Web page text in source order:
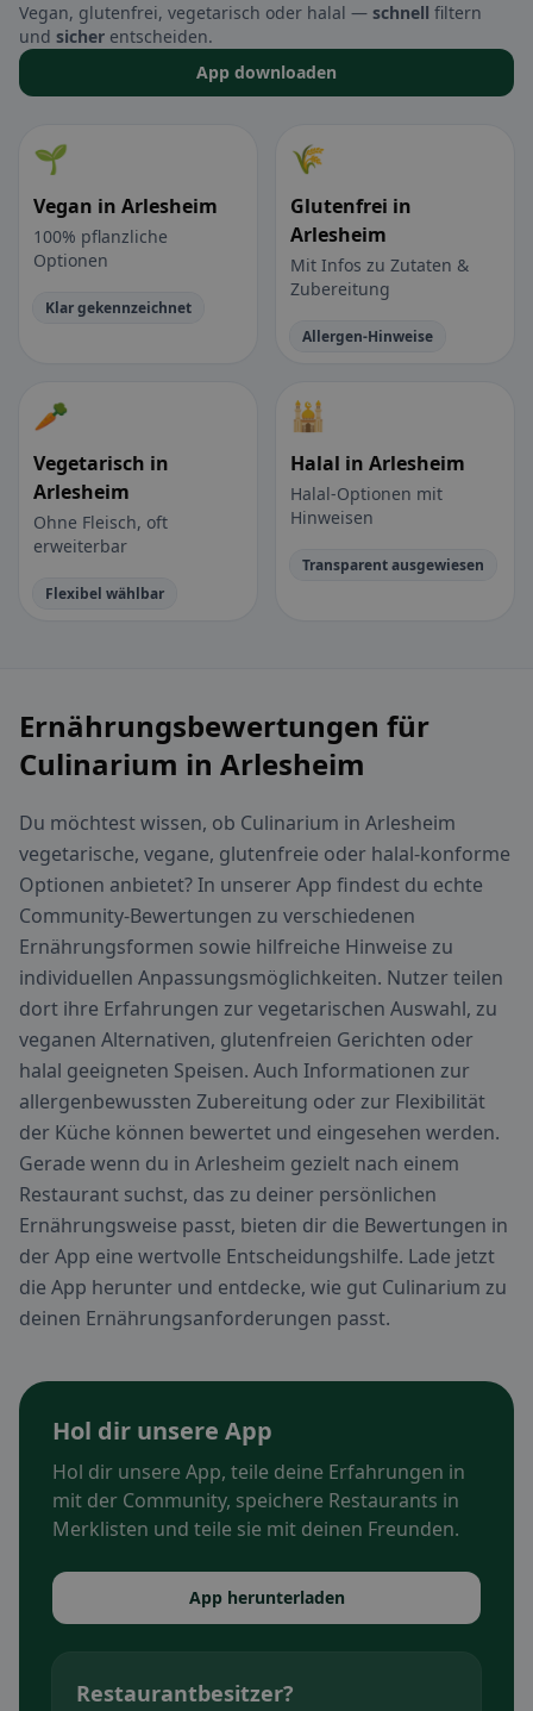
Vegan, glutenfrei, vegetarisch oder halal — schnell filtern
und sicher entscheiden.
App downloaden
🌱
Vegan in Arlesheim
100% pflanzliche
Optionen
Klar gekennzeichnet
🌾
Glutenfrei in
Arlesheim
Mit Infos zu Zutaten &
Zubereitung
Allergen-Hinweise
🥕
Vegetarisch in
Arlesheim
Ohne Fleisch, oft
erweiterbar
Flexibel wählbar
🕌
Halal in Arlesheim
Halal-Optionen mit
Hinweisen
Transparent ausgewiesen
Ernährungsbewertungen für
Culinarium in Arlesheim
Du möchtest wissen, ob Culinarium in Arlesheim
vegetarische, vegane, glutenfreie oder halal-konforme
Optionen anbietet? In unserer App findest du echte
Community-Bewertungen zu verschiedenen
Ernährungsformen sowie hilfreiche Hinweise zu
individuellen Anpassungsmöglichkeiten. Nutzer teilen
dort ihre Erfahrungen zur vegetarischen Auswahl, zu
veganen Alternativen, glutenfreien Gerichten oder
halal geeigneten Speisen. Auch Informationen zur
allergenbewussten Zubereitung oder zur Flexibilität
der Küche können bewertet und eingesehen werden.
Gerade wenn du in Arlesheim gezielt nach einem
Restaurant suchst, das zu deiner persönlichen
Ernährungsweise passt, bieten dir die Bewertungen in
der App eine wertvolle Entscheidungshilfe. Lade jetzt
die App herunter und entdecke, wie gut Culinarium zu
deinen Ernährungsanforderungen passt.
Hol dir unsere App
Hol dir unsere App, teile deine Erfahrungen in
mit der Community, speichere Restaurants in
Merklisten und teile sie mit deinen Freunden.
App herunterladen
Restaurantbesitzer?